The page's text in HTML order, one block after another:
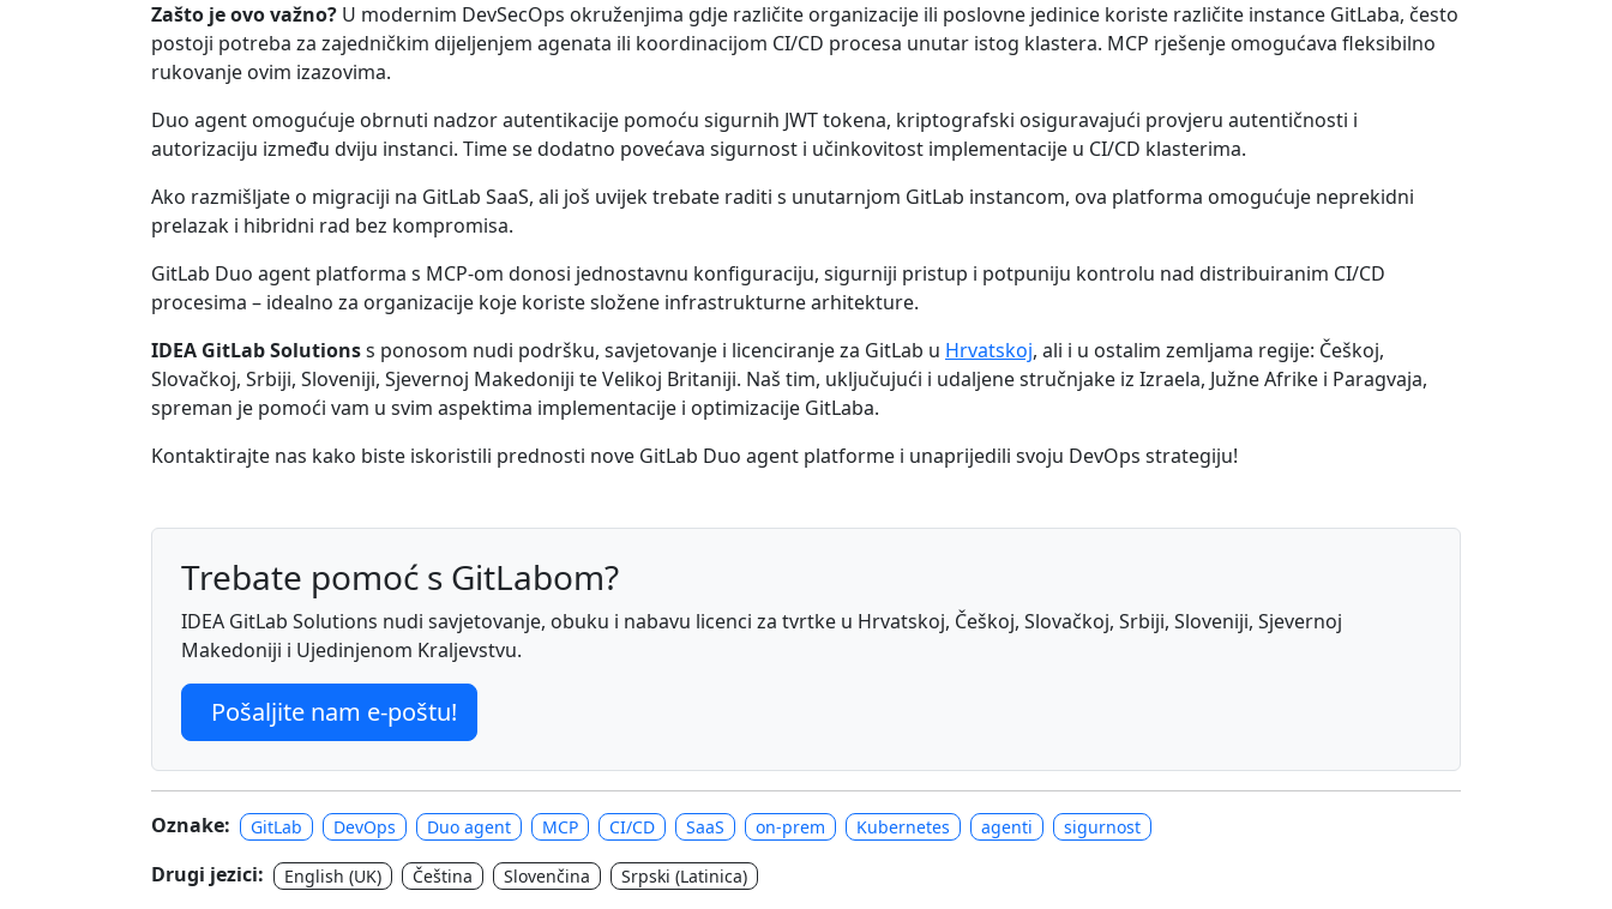
Zašto je ovo važno? U modernim DevSecOps okruženjima gdje različite organizacije ili poslovne jedinice koriste različite instance GitLaba, često
postoji potreba za zajedničkim dijeljenjem agenata ili koordinacijom CI/CD procesa unutar istog klastera. MCP rješenje omogućava fleksibilno
rukovanje ovim izazovima.
Duo agent omogućuje obrnuti nadzor autentikacije pomoću sigurnih JWT tokena, kriptografski osiguravajući provjeru autentičnosti i
autorizaciju između dviju instanci. Time se dodatno povećava sigurnost i učinkovitost implementacije u CI/CD klasterima.
Ako razmišljate o migraciji na GitLab SaaS, ali još uvijek trebate raditi s unutarnjom GitLab instancom, ova platforma omogućuje neprekidni
prelazak i hibridni rad bez kompromisa.
GitLab Duo agent platforma s MCP-om donosi jednostavnu konfiguraciju, sigurniji pristup i potpuniju kontrolu nad distribuiranim CI/CD
procesima – idealno za organizacije koje koriste složene infrastrukturne arhitekture.
IDEA GitLab Solutionss ponosom nudi podršku, savjetovanje i licenciranje za GitLab u Hrvatskoj, ali i u ostalim zemljama regije: Češkoj,
Slovačkoj, Srbiji, Sloveniji, Sjevernoj Makedoniji te Velikoj Britaniji. Naš tim, uključujući i udaljene stručnjake iz Izraela, Južne Afrike i Paragvaja,
spreman je pomoći vam u svim aspektima implementacije i optimizacije GitLaba.
Kontaktirajte nas kako biste iskoristili prednosti nove GitLab Duo agent platforme i unaprijedili svoju DevOps strategiju!
Trebate pomoć s GitLabom?
IDEA GitLab Solutions nudi savjetovanje, obuku i nabavu licenci za tvrtke u Hrvatskoj, Češkoj, Slovačkoj, Srbiji, Sloveniji, Sjevernoj
Makedoniji i Ujedinjenom Kraljevstvu.
Pošaljite nam e-poštu!
Oznake: GitLab DevOps Duo agent MCP CI/CD SaaS on-prem Kubernetes agenti sigurnost
Drugi jezici: English (UK) Čeština Slovenčina Srpski (Latinica)